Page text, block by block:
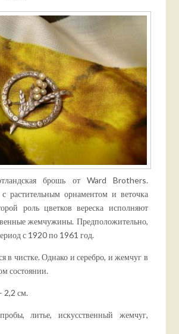
брошь от Ward Brothers.
растительным орнаментом и веточка
роль цветков вереска исполняют
жемчужины. Предположительно,
с 1920 по 1961 год.
в чистке. Однако и серебро, и жемчуг в
состоянии.
2,2 см.
литье, искусственный жемчуг,